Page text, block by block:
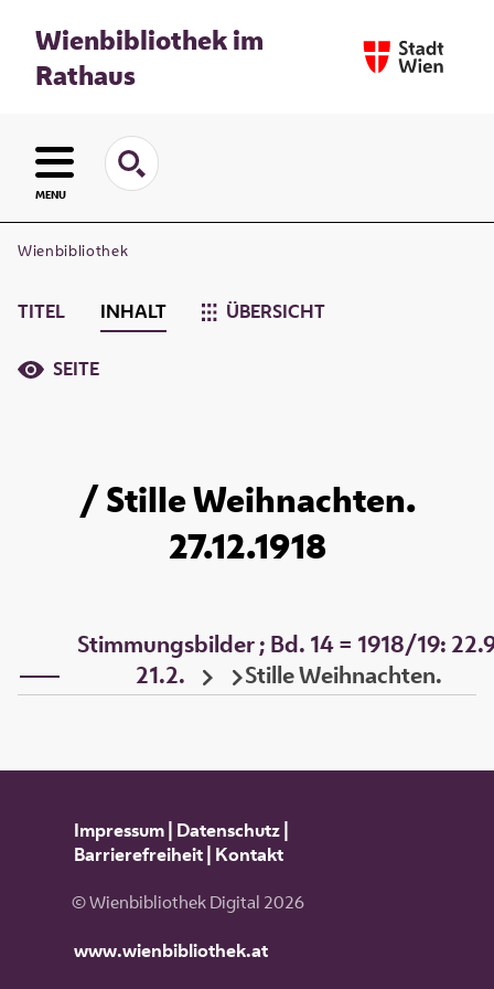
Wienbibliothek im
Rathaus
MENU
Wienbibliothek
TITEL INHALT ÜBERSICHT
SEITE
/ Stille Weihnachten.
27.12.1918
Stimmungsbilder ; Bd. 14 = 1918/19:
21.2.
Stille Weihnachten.
Impressum| Datenschutz|
Barrierefreiheit| Kontakt
© Wienbibliothek Digital 2026
www.wienbibliothek.at